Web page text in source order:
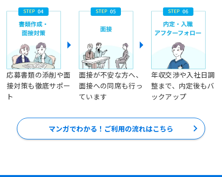
応募書類の添削や面
接対策も徹底サポー
ト
面接が不安な方へ、
面接への同席も行っ
ています
年収交渉や入社日調
整まで、内定後もバ
ックアップ
マンガでわかる！ご利用の流れはこちら